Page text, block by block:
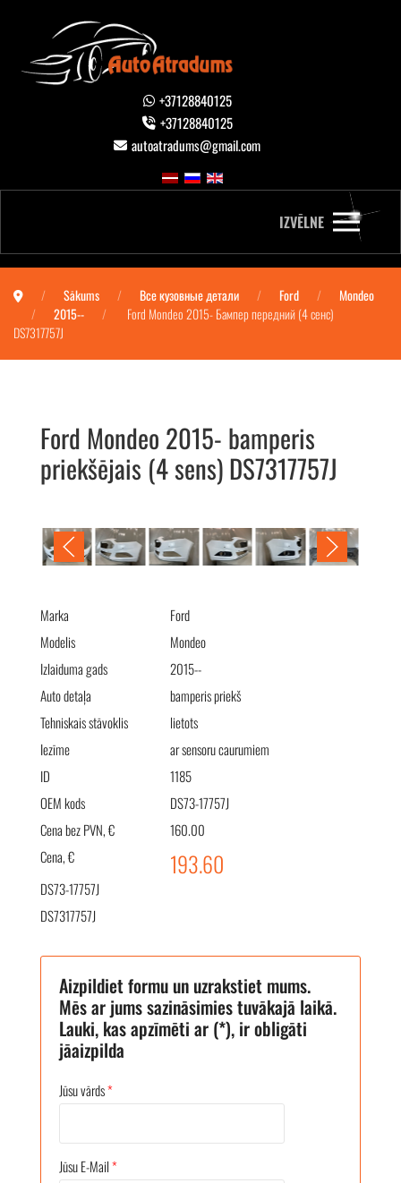
+37128840125
+37128840125
autoatradums@gmail.com
IZVĒLNE
Sākums Все кузовные детали Ford
Mondeo
2015--
Ford Mondeo 2015- Бампер передний (4 сенс)
DS7317757J
Ford Mondeo 2015- bamperis
priekšējais (4 sens) DS7317757J
Marka
Ford
Modelis
Mondeo
Izlaiduma gads
2015--
Auto detaļa
bamperis priekš
Tehniskais stāvoklis
lietots
Iezīme
ar sensoru caurumiem
ID
1185
OEM kods
DS73-17757J
Cena bez PVN, €
160.00
Cena, €
193.60
DS73-17757J
DS7317757J
Aizpildiet formu un uzrakstiet mums.
Mēs ar jums sazināsimies tuvākajā laikā.
Lauki, kas apzīmēti ar (*), ir obligāti
jāaizpilda
Jūsu vārds*
Jūsu E-Mail*